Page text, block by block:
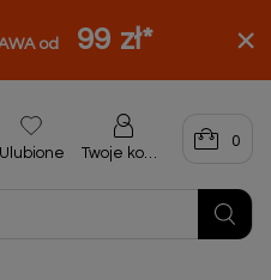
od 99 zł*
Ulubione Twoje konto
0